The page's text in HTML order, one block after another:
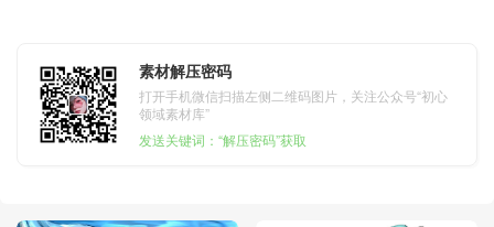
素材解压密码
打开手机微信扫描左侧二维码图片，关注公众号“初心
领域素材库”
发送关键词：“解压密码”获取